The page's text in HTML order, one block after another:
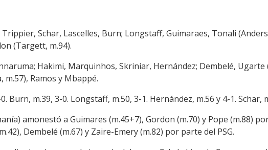
Schar, Lascelles, Burn; Longstaff, Guimaraes, Tonali
(Targett, m.94).
Hakimi, Marquinhos, Skriniar, Hernández; Dembelé, Ugarte
m.57), Ramos y Mbappé.
Burn, m.39, 3-0. Longstaff, m.50, 3-1. Hernández, m.56 y 4-1. Schar,
amonestó a Guimares (m.45+7), Gordon (m.70) y Pope (m.88)
Dembelé (m.67) y Zaire-Emery (m.82) por parte del PSG.